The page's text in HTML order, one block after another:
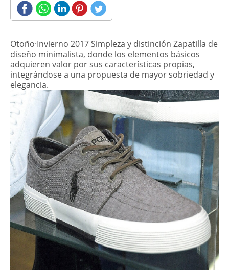
Otoño·Invierno 2017 Simpleza y distinción Zapatilla de
diseño minimalista, donde los elementos básicos
adquieren valor por sus características propias,
integrándose a una propuesta de mayor sobriedad y
elegancia.